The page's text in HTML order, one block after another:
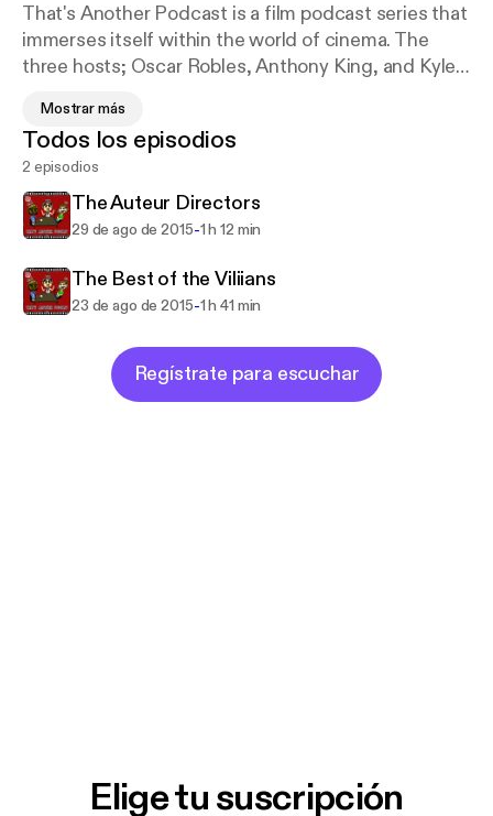
That's Another Podcast is a film podcast series that
immerses itself within the world of cinema. The
three hosts; Oscar Robles, Anthony King, and Kyle
happening in the film industry and share their
personal life along with their experiences working
on different film projects and other media
entertainment.
Mostrar más
Todos los episodios
2 episodios
The Auteur Directors
29 de ago de 2015-1 h 12 min
The Best of the Viliians
23 de ago de 2015-1 h 41 min
Regístrate para escuchar
Elige tu suscripción